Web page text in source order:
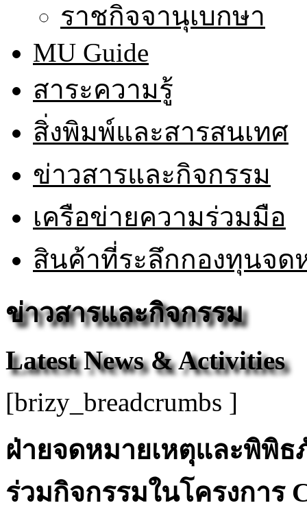
ราชกิจจานุเบกษา
MU Guide
สาระความรู้
สิ่งพิมพ์และสารสนเทศ
ข่าวสารและกิจกรรม
เครือข่ายความร่วมมือ
สินค้าที่ระลึกกองทุนจ
ข่าวสารและกิจกรรม
Latest News & Activities
[brizy_breadcrumbs ]
ฝ่ายจดหมายเหตุและพิพิ
ร่วมกิจกรรมในโครงการ